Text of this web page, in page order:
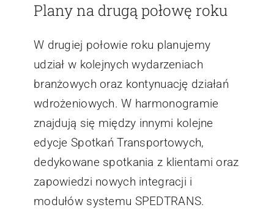
Plany na drugą połowę roku
W drugiej połowie roku planujemy
udział w kolejnych wydarzeniach
branżowych oraz kontynuację działań
wdrożeniowych. W harmonogramie
znajdują się między innymi kolejne
edycje Spotkań Transportowych,
dedykowane spotkania z klientami oraz
zapowiedzi nowych integracji i
modułów systemu SPEDTRANS.